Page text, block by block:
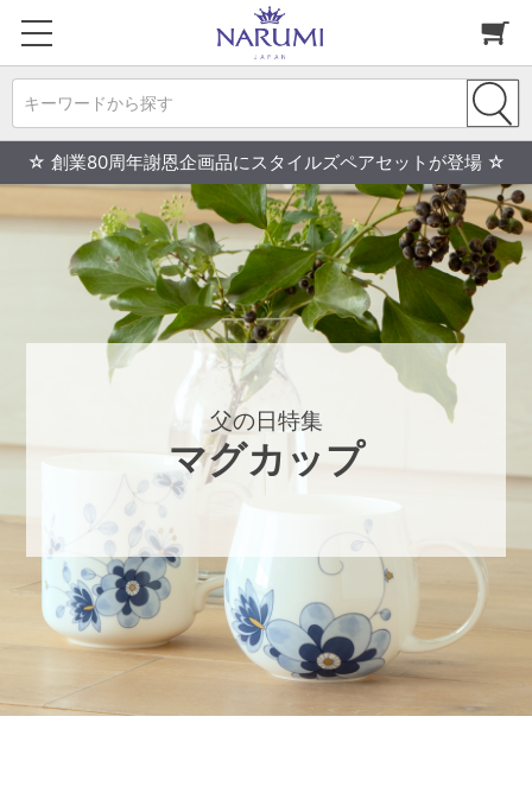
キーワードから探す
☆ 創業80周年謝恩企画品にスタイルズペアセットが登場 ☆
マグカップ
父の日特集